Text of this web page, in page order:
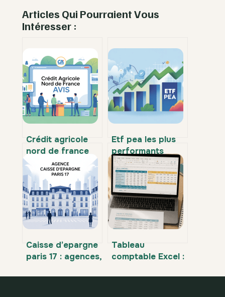
Articles Qui Pourraient Vous
Intéresser :
Crédit agricole
nord de france
avis : ce qu’en
pensent vraiment
les clients
Etf pea les plus
performants
comment choisir
sans se tromper
Caisse d’epargne
paris 17 : agences,
contacts
Tableau
comptable Excel :
indispensables